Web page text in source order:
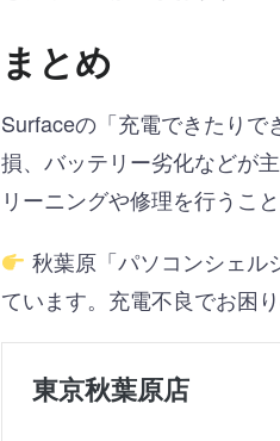
まとめ
Surfaceの「充電できたり
損、バッテリー劣化などが
リーニングや修理を行うこと
秋葉原「パソコンシェル
ています。充電不良でお困